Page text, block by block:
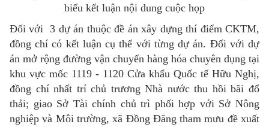
biểu kết luận nội dung cuộc họp
Đối với 3 dự án thuộc đề án xây dựng thí điểm CKTM,
đồng chí có kết luận cụ thể với từng dự án. Đối với dự
án mở rộng đường vận chuyển hàng hóa chuyên dụng tại
khu vực mốc 1119 - 1120 Cửa khẩu Quốc tế Hữu Nghị,
đồng chí nhất trí chủ trương Nhà nước thu hồi bãi đổ
thải; giao Sở Tài chính chủ trì phối hợp với Sở Nông
nghiệp và Môi trường, xã Đồng Đăng tham mưu đề xuất